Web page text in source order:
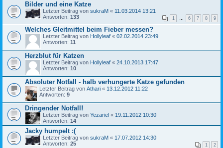
Bilder und eine Katze
Letzter Beitrag von sukraM « 11.03.2014 13:21
Antworten: 133 1 … 6 7 8 9
Welches Gleitmittel beim Fieber messen?
Letzter Beitrag von Hollyleaf « 02.02.2014 23:49
Antworten: 11
Herzblut für Katzen
Letzter Beitrag von Hollyleaf « 24.10.2013 17:47
Antworten: 10
Absoluter Notfall - halb verhungerte Katze gefunden
Letzter Beitrag von Athari « 13.12.2012 11:22
Antworten: 9
Dringender Notfall!
Letzter Beitrag von Yezariel « 19.11.2012 10:30
Antworten: 14
Jacky humpelt :(
Letzter Beitrag von sukraM « 17.07.2012 14:30
Antworten: 25 1 2